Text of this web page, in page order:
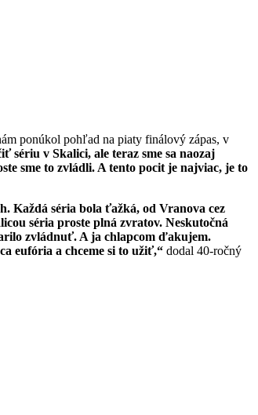
ponúkol pohľad na piaty finálový zápas, v
sériu v Skalici, ale teraz sme sa naozaj
sme to zvládli. A tento pocit je najviac, je to
Každá séria bola ťažká, od Vranova cez
séria proste plná zvratov. Neskutočná
zvládnuť. A ja chlapcom ďakujem.
eufória a chceme si to užiť,“ dodal 40-ročný